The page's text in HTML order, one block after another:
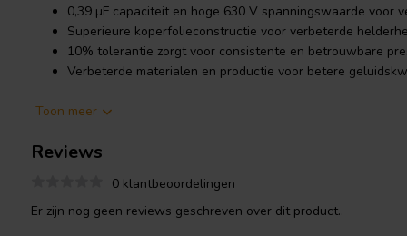
0,39 µF capaciteit en hoge 630 V spanningswaarde voor
Superieure koperfolieconstructie voor verbeterde
10% tolerantie zorgt voor consistente en betrouwbare
Verbeterde materialen en productie voor betere
Productdetails Audio Note
Audio NoteCAP-3300 0,39 µF 630 V Koperfoliecondensator
Ontworpen met de veeleisende audiofiel in gedachten,
koperfoliecondensator geavanceerde materialen en
Toon meer
Reviews
0 klantbeoordelingen
Er zijn nog geen reviews geschreven over dit product..